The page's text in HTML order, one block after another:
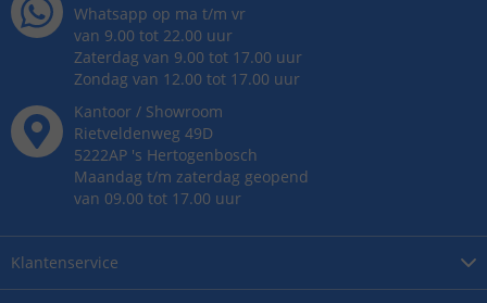
Klantenservice
Whatsapp op ma t/m vr
van 9.00 tot 22.00 uur
Zaterdag van 9.00 tot 17.00 uur
Zondag van 12.00 tot 17.00 uur
Kantoor / Showroom
Rietveldenweg 49D
5222AP 's Hertogenbosch
Maandag t/m zaterdag geopend
van 09.00 tot 17.00 uur